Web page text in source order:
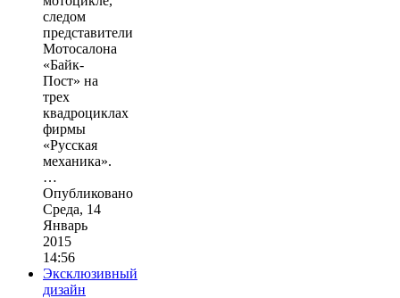
следом
представители
Мотосалона
«Байк-
Пост» на
трех
квадроциклах
фирмы
«Русская
механика».
…
Опубликовано
Среда, 14
Январь
2015
14:56
Эксклюзивный
дизайн